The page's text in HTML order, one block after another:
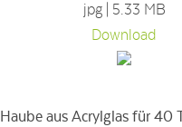
jpg | 5.33 MB
Download
Haube aus Acrylglas für 40